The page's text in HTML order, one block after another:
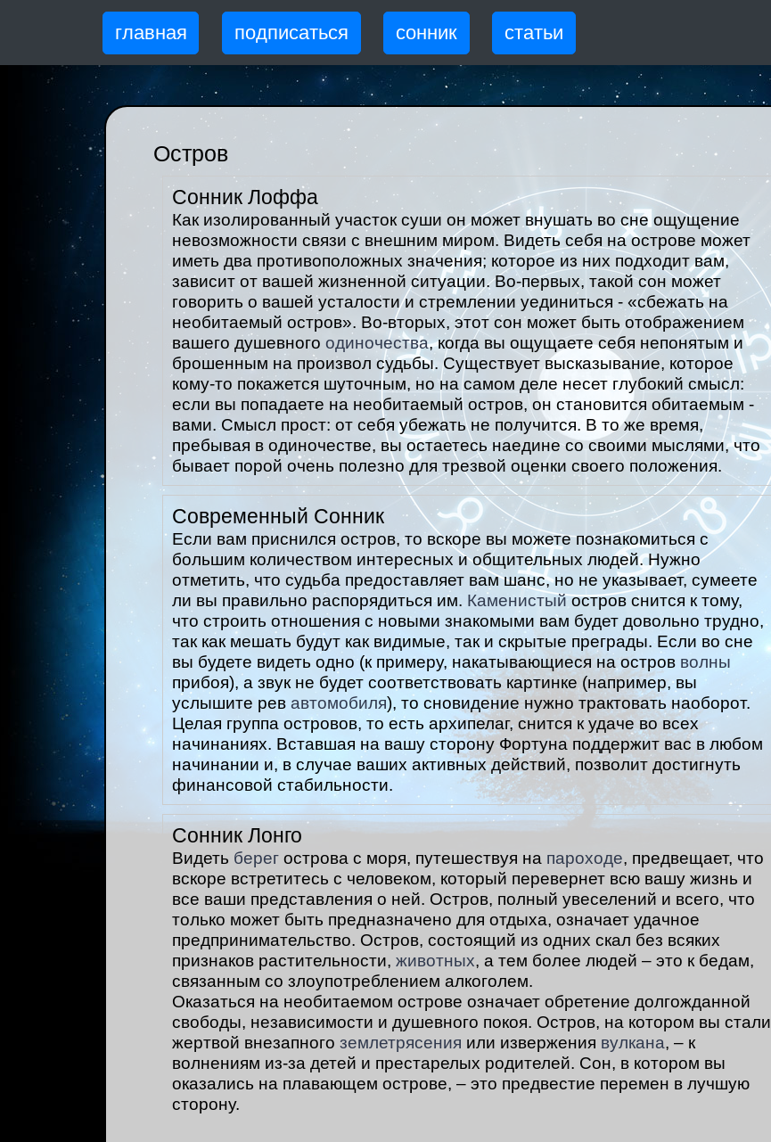
главная подписаться сонник статьи
Остров
Сонник Лоффа
Как изолированный участок суши он может внушать во сне ощущение
невозможности связи с внешним миром. Видеть себя на острове может
иметь два противоположных значения; которое из них подходит вам,
зависит от вашей жизненной ситуации. Во-первых, такой сон может
говорить о вашей усталости и стремлении уединиться - «сбежать на
необитаемый остров». Во-вторых, этот сон может быть отображением
вашего душевногоодиночества, когда вы ощущаете себя непонятым и
брошенным на произвол судьбы. Существует высказывание, которое
кому-то покажется шуточным, но на самом деле несет глубокий смысл:
если вы попадаете на необитаемый остров, он становится обитаемым -
вами. Смысл прост: от себя убежать не получится. В то же время,
пребывая в одиночестве, вы остаетесь наедине со своими мыслями, что
бывает порой очень полезно для трезвой оценки своего положения.
Современный Сонник
Если вам приснился остров, то вскоре вы можете познакомиться с
большим количеством интересных и общительных людей. Нужно
отметить, что судьба предоставляет вам шанс, но не указывает, сумеете
ли вы правильно распорядиться им. Каменистыйостров снится к тому,
что строить отношения с новыми знакомыми вам будет довольно трудно,
так как мешать будут как видимые, так и скрытые преграды. Если во сне
вы будете видеть одно (к примеру, накатывающиеся на остров волны
прибоя), а звук не будет соответствовать картинке (например, вы
услышите ревавтомобиля), то сновидение нужно трактовать наоборот.
Целая группа островов, то есть архипелаг, снится к удаче во всех
начинаниях. Вставшая на вашу сторону Фортуна поддержит вас в любом
начинании и, в случае ваших активных действий, позволит достигнуть
финансовой стабильности.
Сонник Лонго
Видеть берег острова с моря, путешествуя на пароходе, предвещает, что
вскоре встретитесь с человеком, который перевернет всю вашу жизнь и
все ваши представления о ней. Остров, полный увеселений и всего, что
только может быть предназначено для отдыха, означает удачное
предпринимательство. Остров, состоящий из одних скал без всяких
признаков растительности,животных, а тем более людей – это к бедам,
связанным со злоупотреблением алкоголем.
Оказаться на необитаемом острове означает обретение долгожданной
свободы, независимости и душевного покоя. Остров, на котором вы стали
жертвой внезапногоземлетрясения или извержения вулкана, – к
волнениям из-за детей и престарелых родителей. Сон, в котором вы
оказались на плавающем острове, – это предвестие перемен в лучшую
сторону.